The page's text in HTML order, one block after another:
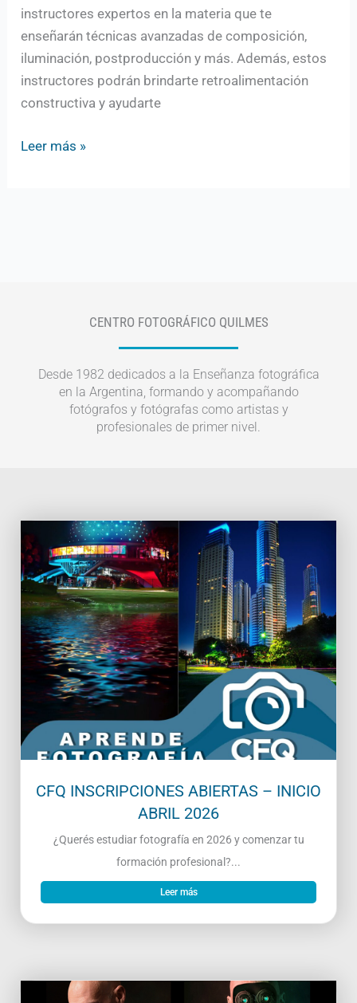
instructores expertos en la materia que te
enseñarán técnicas avanzadas de composición,
iluminación, postproducción y más. Además, estos
instructores podrán brindarte retroalimentación
constructiva y ayudarte
Leer más »
CENTRO FOTOGRÁFICO QUILMES
Desde 1982 dedicados a la Enseñanza fotográfica
en la Argentina, formando y acompañando
fotógrafos y fotógrafas como artistas y
profesionales de primer nivel.
CFQ INSCRIPCIONES ABIERTAS – INICIO
ABRIL 2026
¿Querés estudiar fotografía en 2026 y comenzar tu
formación profesional?...
Leer más